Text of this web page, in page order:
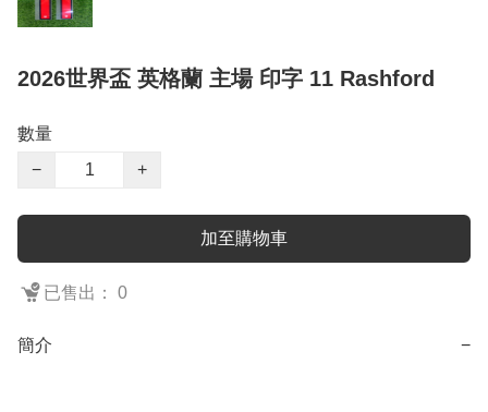
2026世界盃 英格蘭 主場 印字 11 Rashford
數量
−
+
加至購物車
已售出： 0
簡介 −